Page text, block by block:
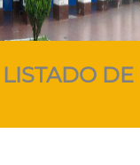
LISTADO